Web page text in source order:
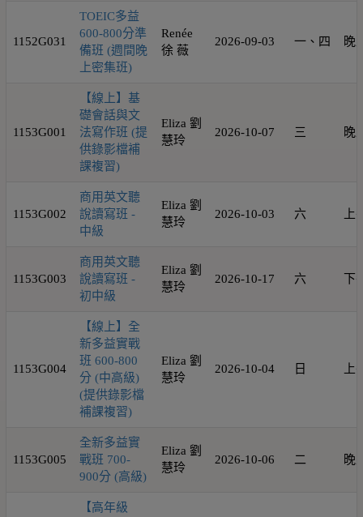
1152G031
TOEIC多益
600-800分準
備班 (週間晚
上密集班)
Renée
徐 薇
2026-09-03 一、四 晚
1153G001
【線上】基
礎會話與文
法寫作班 (提
供錄影檔補
課複習)
Eliza 劉
慧玲
2026-10-07 三 晚
1153G002
商用英文聽
說讀寫班 -
中級
Eliza 劉
慧玲
2026-10-03 六 上
1153G003
商用英文聽
說讀寫班 -
初中級
Eliza 劉
慧玲
2026-10-17 六 下
1153G004
【線上】全
新多益實戰
班 600-800
分 (中高級)
(提供錄影檔
補課複習)
Eliza 劉
慧玲
2026-10-04 日 上
1153G005
全新多益實
戰班 700-
900分 (高級)
Eliza 劉
慧玲
2026-10-06 二 晚
【高年級